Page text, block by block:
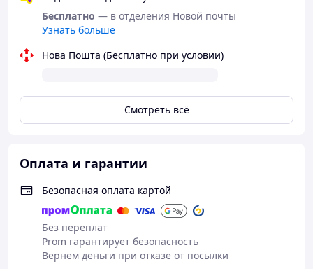
восстановлению липидного барьера кожи.
Подходит:
• при первых признаках старения
• для антивозрастного ухода
• при нависании верхнего века
• для тонкой и дряблой кожи
Способ применения:
ежедневно утром и вечером. Подходит для домашнего
и профессионального ухода.
Страна производства: Франция.
Бесплатно — в отделения Новой почты
Узнать больше
Нова Пошта (Бесплатно при условии)
Смотреть всё
Оплата и гарантии
Безопасная оплата картой
Без переплат
Prom гарантирует безопасность
Вернем деньги при отказе от посылки